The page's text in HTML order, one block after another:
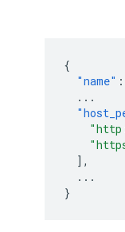
{
"name" :
...
],
...
}